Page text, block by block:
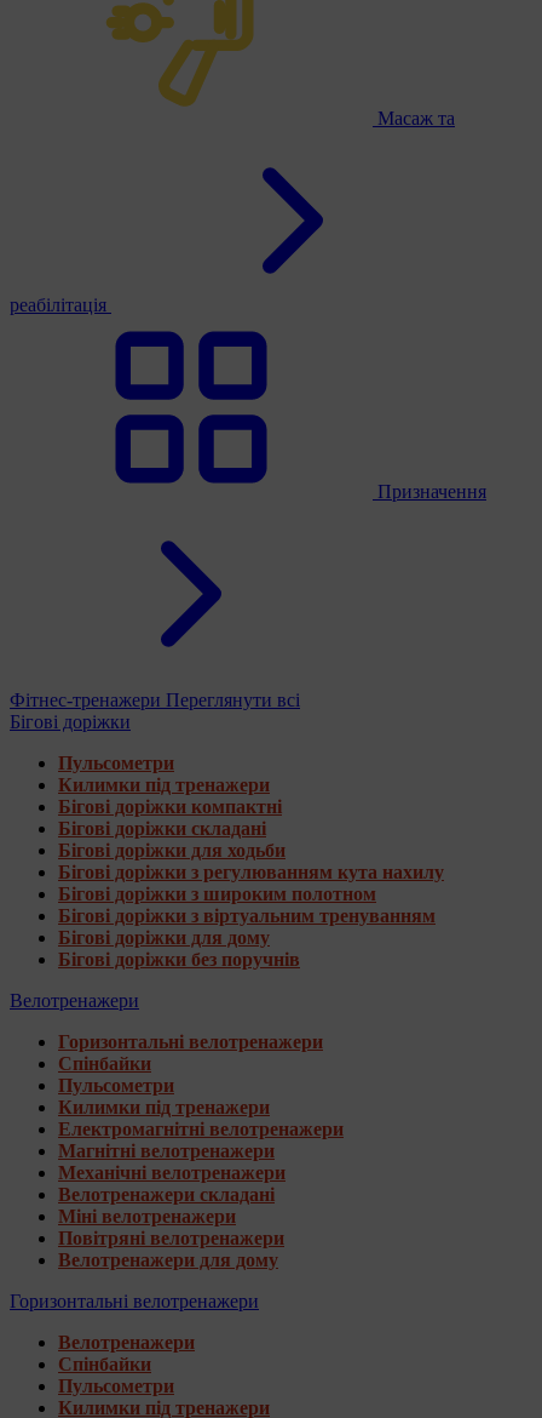
Масаж та
реабілітація
Призначення
Фітнес-тренажери Переглянути всі
Бігові доріжки
Пульсометри
Килимки під тренажери
Бігові доріжки компактні
Бігові доріжки складані
Бігові доріжки для ходьби
Бігові доріжки з регулюванням кута нахилу
Бігові доріжки з широким полотном
Бігові доріжки з віртуальним тренуванням
Бігові доріжки для дому
Бігові доріжки без поручнів
Велотренажери
Горизонтальні велотренажери
Спінбайки
Пульсометри
Килимки під тренажери
Електромагнітні велотренажери
Магнітні велотренажери
Механічні велотренажери
Велотренажери складані
Міні велотренажери
Повітряні велотренажери
Велотренажери для дому
Горизонтальні велотренажери
Велотренажери
Спінбайки
Пульсометри
Килимки під тренажери